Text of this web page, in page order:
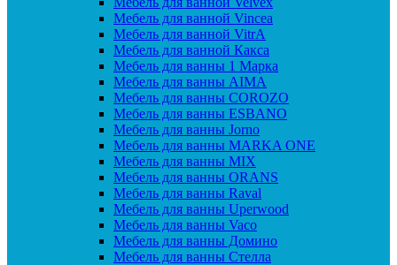
Мебель для ванной Vincea
Мебель для ванной VitrA
Мебель для ванной Какса
Мебель для ванны 1 Марка
Мебель для ванны AIMA
Мебель для ванны COROZO
Мебель для ванны ESBANO
Мебель для ванны Jorno
Мебель для ванны MARKA ONE
Мебель для ванны MIX
Мебель для ванны ORANS
Мебель для ванны Raval
Мебель для ванны Uperwood
Мебель для ванны Vaco
Мебель для ванны Домино
Мебель для ванны Стелла